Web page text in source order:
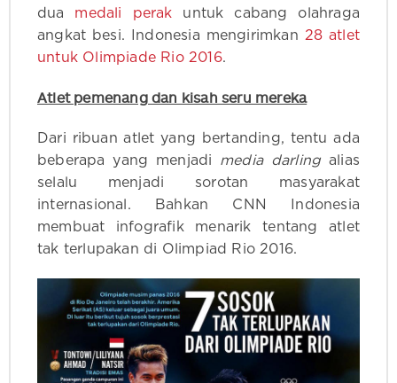
dua medali perak untuk cabang olahraga
angkat besi. Indonesia mengirimkan 28 atlet
untuk Olimpiade Rio 2016.
Atlet pemenang dan kisah seru mereka
Dari ribuan atlet yang bertanding, tentu ada
beberapa yang menjadi media darling alias
selalu menjadi sorotan masyarakat
internasional. Bahkan CNN Indonesia
membuat infografik menarik tentang atlet
tak terlupakan di Olimpiad Rio 2016.